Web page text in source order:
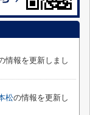
情報を更新しまし
松の情報を更新し